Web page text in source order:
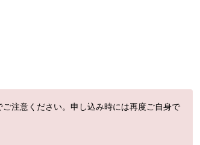
注意ください。申し込み時には再度ご自身で